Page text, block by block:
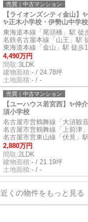
売買｜中古マンション
【ライオンズシティ金山】
✨️正木小学校・伊勢山中学校
東海道本線「尾頭橋」駅 徒
名鉄名古屋本線「山王」駅
東海道本線「金山」駅 徒歩
4,490万円
間取:3LDK
建物面積:- / 24.78坪
土地面積:- / -
売買｜中古マンション
【ユーハウス若宮西】✨️仲
須小学校
名古屋市営鶴舞線「大須観
名古屋市営鶴舞線「上前津
名古屋市営東山線「伏見」
2,880万円
間取:2LDK
建物面積:- / 21.19坪
土地面積:- / -
近くの物件をもっと見る